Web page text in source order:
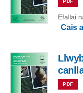
PDF
Efallai
Cais
PDF